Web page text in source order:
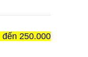
250.000